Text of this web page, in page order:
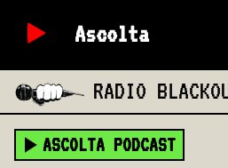
Ascolta
RADIO
ASCOLTA PODCAST